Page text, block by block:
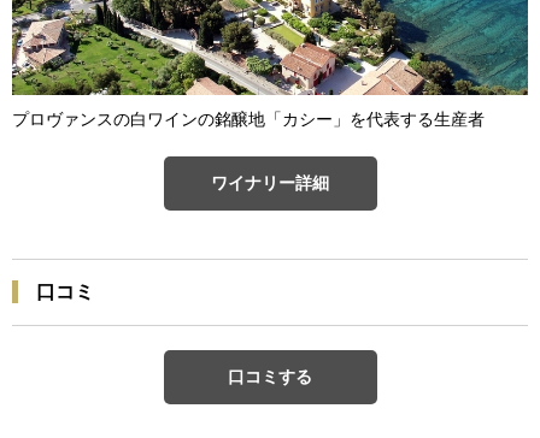
プロヴァンスの白ワインの銘醸地「カシー」を代表する生産者
ワイナリー詳細
口コミ
口コミする